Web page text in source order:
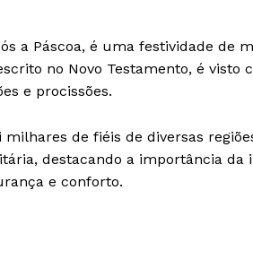
a Páscoa, é uma festividade de
no Novo Testamento, é visto
e procissões.
milhares de fiéis de diversas
destacando a importância
e conforto.